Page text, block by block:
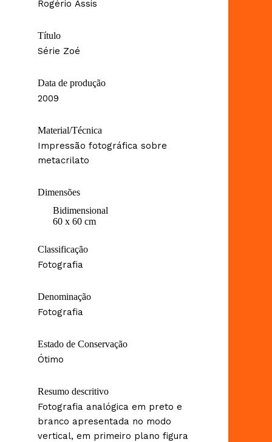
Rogério Assis
Título
Série Zoé
Data de produção
2009
Material/Técnica
Impressão fotográfica sobre
metacrilato
Dimensões
Bidimensional
60 x 60 cm
Classificação
Fotografia
Denominação
Fotografia
Estado de Conservação
Ótimo
Resumo descritivo
Fotografia analógica em preto e
branco apresentada no modo
vertical, em primeiro plano figura